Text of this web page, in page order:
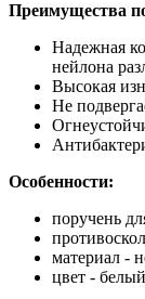
Преимущества
Надежная
нейлона
Высокая
Не
Особенности:
поручень
материал -
цвет -